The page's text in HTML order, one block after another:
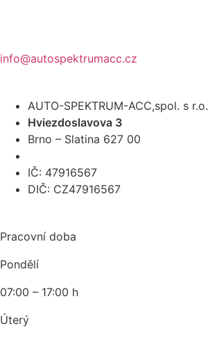
info@autospektrumacc.cz
AUTO-SPEKTRUM-ACC,spol. s r.o.
Hviezdoslavova 3
Brno – Slatina 627 00
IČ: 47916567
DIČ: CZ47916567
Pracovní doba
Pondělí
07:00 – 17:00 h
Úterý